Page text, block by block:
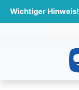
Wichtiger Hinweis!